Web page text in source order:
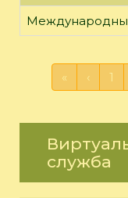
« ‹ 1
служба